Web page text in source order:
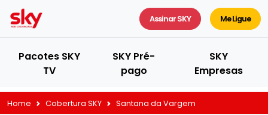
Assinar SKY Me Ligue
Pacotes SKY
TV
SKY Pré-
pago
SKY
Empresas
Home Cobertura SKY Santana da Vargem